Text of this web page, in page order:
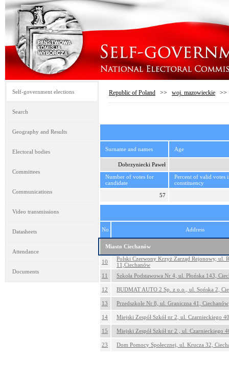
Self-government elections
Search
Geography and Results
Electoral bodies
Committees
Communications
Video transmissions
Datasheets
Attendance
Documents
Republic of Poland >> woj. mazowieckie
Surname and names Age
Dobrzyniecki Paweł
Number of votes for
candidate
Percent of valid votes
constituency
57
No Address
Miasto Ciechanów
10
Polski Czerwony Krzyż Zarząd Rejonowy, ul.
11,Ciechanów
11
Szkoła Podstawowa Nr 4, ul. Płońska 143,
12 BUDMAT AUTO 2 Sp. z o.o., ul. Sońska 2,
13 Przedszkole Nr 8, ul. Graniczna 41, Ciechanów
14 Miejski Zespół Szkół nr 2, ul. Czarnieckiego
15 Miejski Zespół Szkół nr 2 , ul. Czarnieckiego
23 Dom Pomocy Społecznej, ul. Krucza 32,